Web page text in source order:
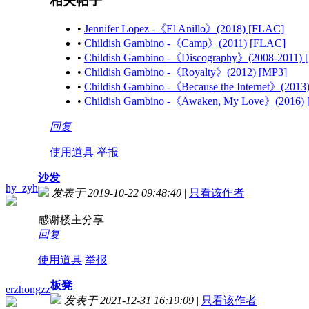
• Jennifer Lopez -《El Anillo》(2018) [FLAC]
• Childish Gambino -《Camp》(2011) [FLAC]
• Childish Gambino -《Discography》(2008-2011)
• Childish Gambino -《Royalty》(2012) [MP3]
• Childish Gambino -《Because the Internet》
• Childish Gambino -《Awaken, My Love》
回复
使用道具 举报
hy_zyh
沙发
发表于 2019-10-22 09:48:40 | 只看该作者
感谢楼主分享
回复
使用道具 举报
erzhongzz板凳
发表于 2021-12-31 16:19:09 | 只看该作者